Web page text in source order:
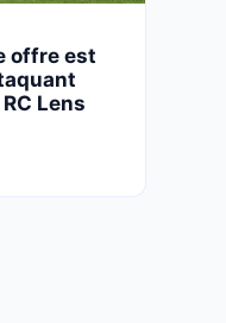
offre est
Lens